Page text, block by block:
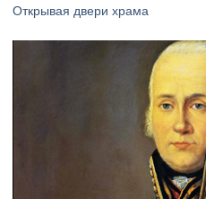
Открывая двери храма